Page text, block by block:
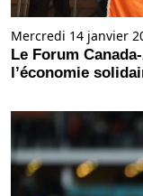
Mercredi 14 janvier
Le Forum
l’économie